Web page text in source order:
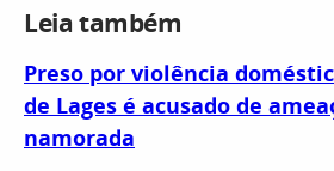
Leia também
Preso por violência
de Lages é acusado de
namorada